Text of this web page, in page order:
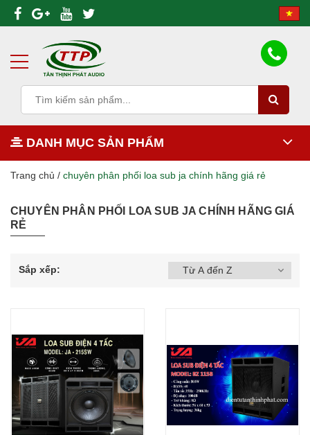
DANH MỤC SẢN PHẨM
Trang chủ / chuyên phân phối loa sub ja chính hãng giá rẻ
CHUYÊN PHÂN PHỐI LOA SUB JA CHÍNH HÃNG GIÁ
RẺ
Sắp xếp: